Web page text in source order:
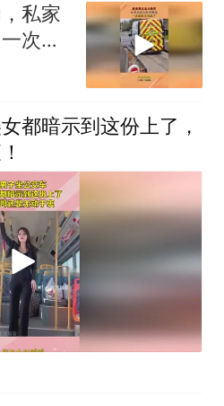
私家
次就
都暗示到这份上了，